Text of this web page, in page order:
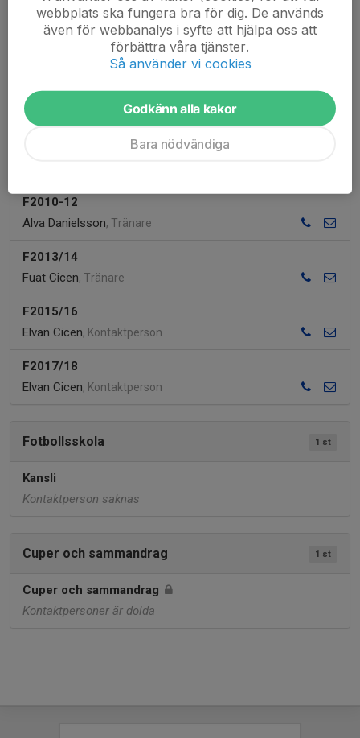
P2019
Elvan Cicen , Tränare
Mohamed Hassan, Tränare
P2020
Elvan Cicen
, Kontaktperson
F2010-12
Alva Danielsson, Tränare
F2013/14
Fuat Cicen, Tränare
F2015/16
Elvan Cicen, Kontaktperson
F2017/18
Elvan Cicen, Kontaktperson
1 st
Fotbollsskola
Kansli
Kontaktperson saknas
1 st
Cuper och sammandrag
Cuper och sammandrag
Kontaktpersoner är dolda
webbplats ska fungera bra för dig. De används
även för webbanalys i syfte att hjälpa oss att
förbättra våra tjänster.
Så använder vi cookies
Godkänn alla kakor
Bara nödvändiga